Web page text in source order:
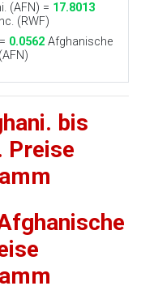
(AFN) = 17.8013
(RWF)
0.0562 Afghanische
bis
Preise